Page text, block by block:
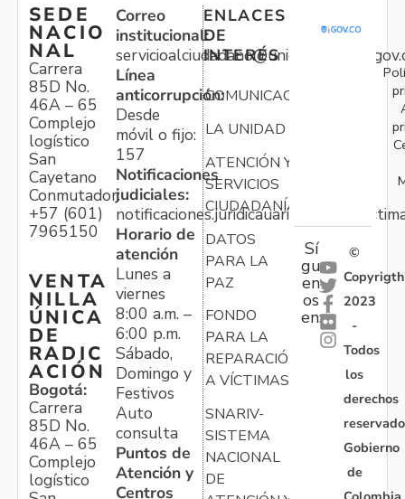
SEDE
NACIO
NAL
Carrera
85D No.
46A – 65
Complejo
logístico
San
Cayetano
Conmutador:
+57 (601)
7965150
VENTA
NILLA
ÚNICA
DE
RADIC
ACIÓN
Bogotá:
Carrera
85D No.
46A – 65
Complejo
logístico
Correo
institucional:
Línea
anticorrupción:
Desde
móvil o fijo:
157
Notificaciones
judiciales:
Horario de
atención
Lunes a
viernes
8:00 a.m. –
6:00 p.m.
Sábado,
Domingo y
Festivos
Auto
consulta
Puntos de
Atención y
Centros
ENLACES
DE
INTERÉS
COMUNICACIONES
LA UNIDAD
ATENCIÓN Y
SERVICIOS
CIUDADANÍA
DATOS
PARA LA
PAZ
FONDO
PARA LA
REPARACIÓN
A VÍCTIMAS
SNARIV-
SISTEMA
NACIONAL
DE
Sí
gu
en
os
en:
©
Copyrigth
2023
-
Todos
los
derechos
Gobierno
de